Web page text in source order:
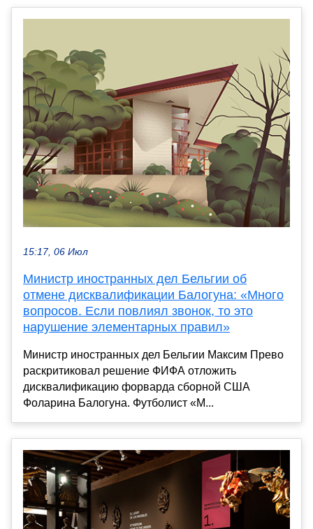
15:17, 06 Июл
Министр иностранных дел Бельгии об
отмене дисквалификации Балогуна: «Много
вопросов. Если повлиял звонок, то это
нарушение элементарных правил»
Министр иностранных дел Бельгии Максим Прево
раскритиковал решение ФИФА отложить
дисквалификацию форварда сборной США
Фоларина Балогуна. Футболист «М...